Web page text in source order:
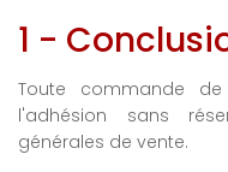
1 -
Toute commande
l'adhésion sans
générales de vente.